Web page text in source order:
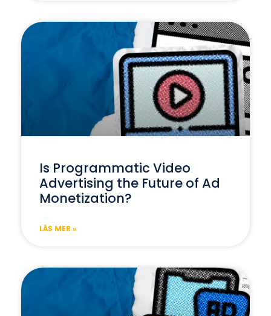
Is Programmatic Video
Advertising the Future of Ad
Monetization?
LÄS MER »